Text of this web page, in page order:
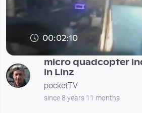
00:02:10
micro quadcopter
in Linz
pocketTV
since 8 years 11 months